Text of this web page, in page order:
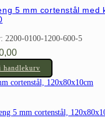
5 mm cortenstål med
2200-0100-1200-600-5